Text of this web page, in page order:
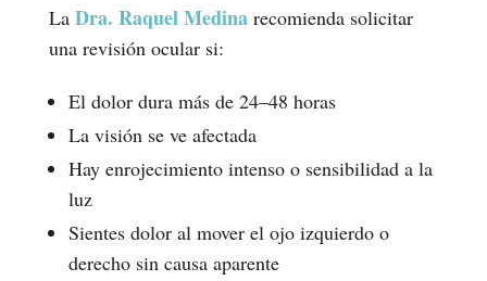
La Dra. Raquel Medina recomienda solicitar
una revisión ocular si:
El dolor dura más de 24–48 horas
La visión se ve afectada
Hay enrojecimiento intenso o sensibilidad a la
luz
Sientes dolor al mover el ojo izquierdo o
derecho sin causa aparente